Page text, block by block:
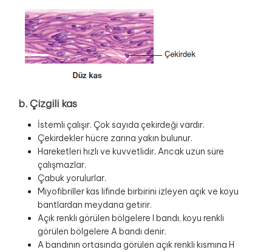
b. Çizgili kas
İstemli çalışır. Çok sayıda çekirdeği vardır.
Çekirdekler hücre zarına yakın bulunur.
Hareketleri hızlı ve kuvvetlidir. Ancak uzun süre
çalışmazlar.
Çabuk yorulurlar.
Miyofibriller kas lifinde birbirini izleyen açık ve koyu
bantlardan meydana getirir.
Açık renkli görülen bölgelere I bandı, koyu renkli
görülen bölgelere A bandı denir.
A bandının ortasında görülen açık renkli kısmına H